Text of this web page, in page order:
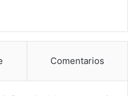
Comentarios